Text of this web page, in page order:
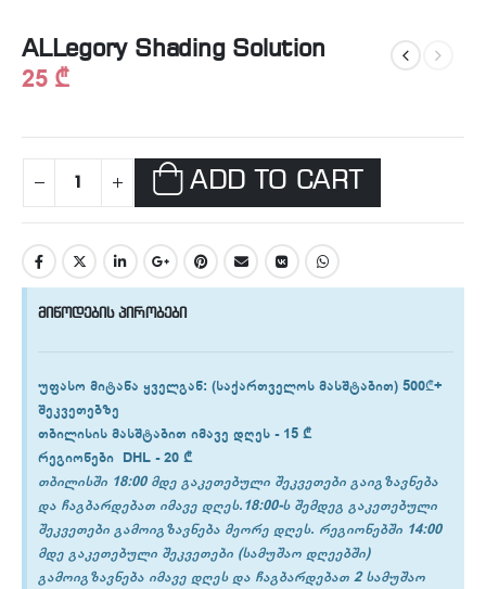
ALLegory Shading Solution
25 ₾
ADD TO CART
მიწოდების პირობები
უფასო მიტანა ყველგან: (საქართველოს მასშტაბით) 500₾+
შეკვეთებზე
თბილისის მასშტაბით იმავე დღეს -15 ₾
რეგიონები DHL -20 ₾
თბილისში 18:00 მდე გაკეთებული შეკვეთები გაიგზავნება
და ჩაგბარდებათ იმავე დღეს.18:00-ს შემდეგ გაკეთებული
შეკვეთები გამოიგზავნება მეორე დღეს. რეგიონებში 14:00
მდე გაკეთებული შეკვეთები (სამუშაო დღეებში)
გამოიგზავნება იმავე დღეს და ჩაგბარდებათ 2 სამუშაო